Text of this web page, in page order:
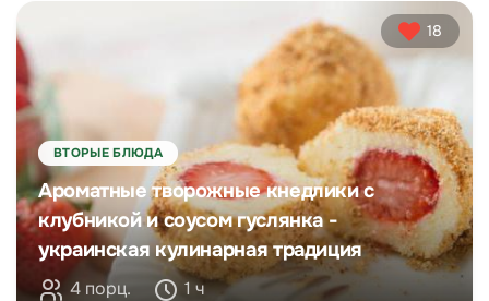
18
ВТОРЫЕ БЛЮДА
Ароматные творожные кнедлики с
клубникой и соусом гуслянка -
украинская кулинарная традиция
4 порц. 1 ч